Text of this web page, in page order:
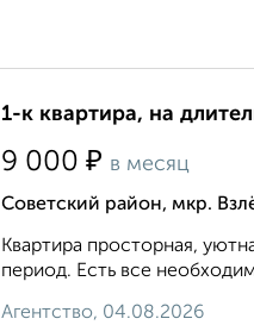
1-к квартира, на
9 000 ₽ в месяц
Советский район, мкр.
Квартира просторная,
период. Есть все
Агентство, 04.08.2026